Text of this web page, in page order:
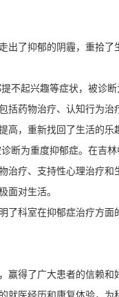
出了抑郁的阴霾，重拾了
不起兴趣等症状，被诊断
括药物治疗、认知行为治
高，重新找回了生活的乐
断为重度抑郁症。在吉林
治疗、支持性心理治疗和
面对生活。
了科室在抑郁症治疗方面
得了广大患者的信赖和